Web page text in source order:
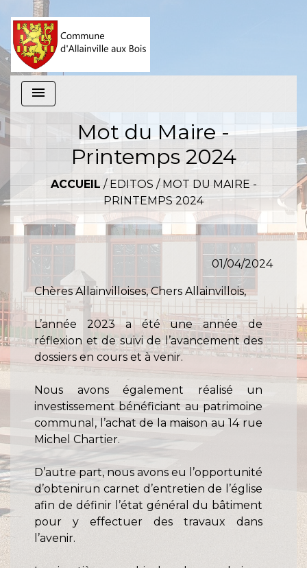
menu
Mot du Maire -
Printemps 2024
ACCUEIL / EDITOS /MOT DU MAIRE -
PRINTEMPS 2024
01/04/2024
Chères Allainvilloises, Chers Allainvillois,
L’année 2023 a été une année de
réflexion et de suivi de l’avancement des
dossiers en cours et à venir.
Nous avons également réalisé un
investissement bénéficiant au patrimoine
communal, l’achat de la maison au 14 rue
Michel Chartier.
D’autre part, nous avons eu l’opportunité
d’obtenirun carnet d’entretien de l’église
afin de définir l’état général du bâtiment
pour y effectuer des travaux dans
l’avenir.